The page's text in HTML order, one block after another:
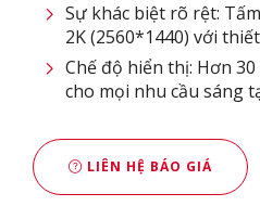
Sự khác biệt rõ rệt:
2K (2560*1440) với
Chế độ hiển thị: Hơn
cho mọi nhu cầu sáng
LIÊN HỆ BÁO GIÁ